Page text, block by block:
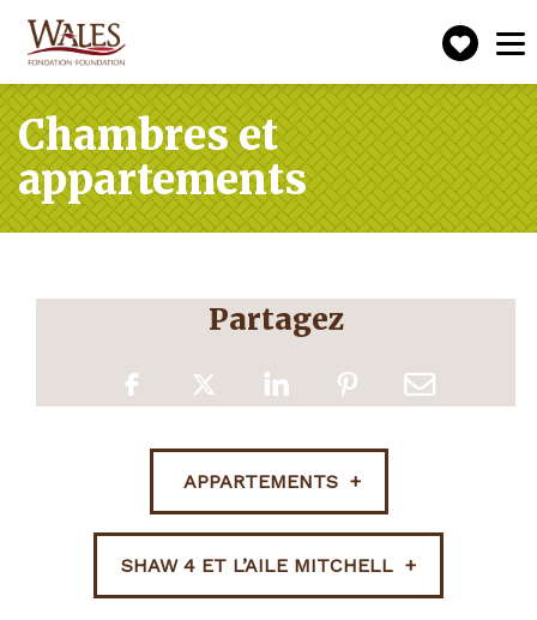
Faire
un
Toggle
Chambres et
appartements
Partagez
APPARTEMENTS
SHAW 4 ET L’AILE MITCHELL